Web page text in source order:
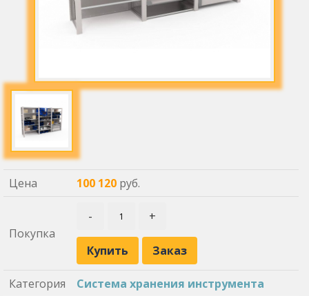
Цена 100 120 руб.
Покупка
- +
Купить Заказ
Категория
Система хранения инструмента